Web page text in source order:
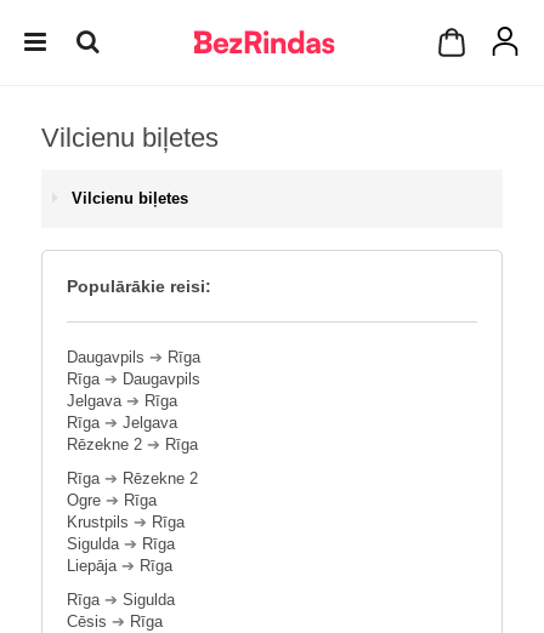
Vilcienu biļetes
Vilcienu biļetes
Populārākie reisi:
Daugavpils ➔ Rīga
Rīga➔ Daugavpils
Jelgava➔ Rīga
Rīga➔ Jelgava
Rēzekne 2 ➔ Rīga
Rīga➔ Rēzekne 2
Ogre ➔ Rīga
Krustpils ➔ Rīga
Sigulda➔ Rīga
Liepāja➔ Rīga
Rīga➔ Sigulda
Cēsis ➔ Rīga